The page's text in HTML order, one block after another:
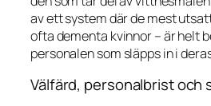
av ett system där de mest
ofta dementa kvinnor – är helt
personalen som släpps in i
Välfärd, personalbrist och